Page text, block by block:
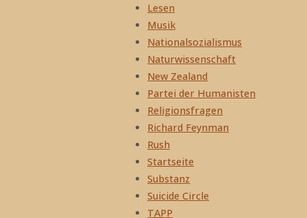
Lesen
Musik
Nationalsozialismus
Naturwissenschaft
New Zealand
Partei der Humanisten
Religionsfragen
Richard Feynman
Rush
Startseite
Substanz
Suicide Circle
TAPP